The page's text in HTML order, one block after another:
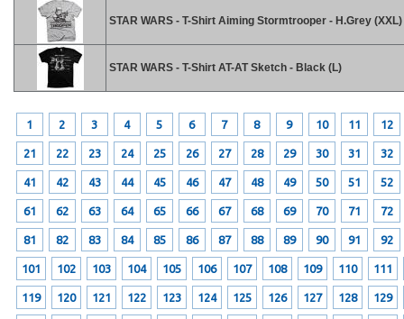
STAR WARS - T-Shirt Aiming Stormtrooper - H.Grey (XXL)
STAR WARS - T-Shirt AT-AT Sketch - Black (L)
1 2 3 4 5 6 7 8 9 10 11 12
21 22 23 24 25 26 27 28 29 30 31 32
41 42 43 44 45 46 47 48 49 50 51 52
61 62 63 64 65 66 67 68 69 70 71 72
81 82 83 84 85 86 87 88 89 90 91 92
101 102 103 104 105 106 107 108 109 110 111
119 120 121 122 123 124 125 126 127 128 129